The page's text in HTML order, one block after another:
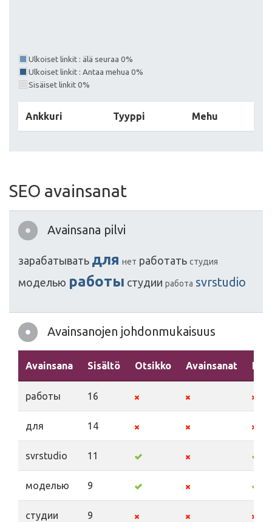
Ulkoiset linkit : älä seuraa 0%
Ulkoiset linkit : Antaa mehua 0%
Sisäiset linkit 0%
Ankkuri Tyyppi Mehu
SEO avainsanat
Avainsana pilvi
зарабатывать для нет работать студия
моделью работы студии работа svrstudio
Avainsanojen johdonmukaisuus
Avainsana Sisältö Otsikko Avainsanat
работы 16
для 14
svrstudio 11
моделью 9
студии 9